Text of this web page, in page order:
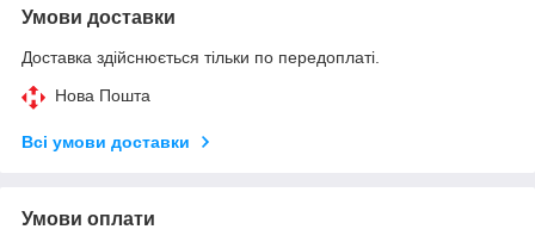
Умови доставки
Доставка здійснюється тільки по передоплаті.
Нова Пошта
Всі умови доставки
Умови оплати